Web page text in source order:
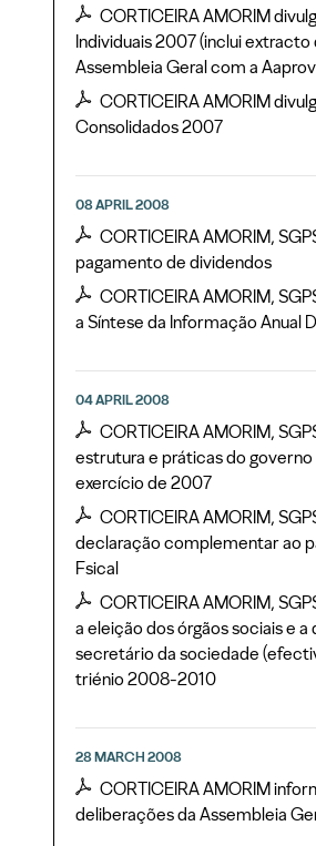
CORTICEIRA AMORIM
Individuais 2007 (inclui extracto
Assembleia Geral com a
CORTICEIRA AMORIM
Consolidados 2007
08 APRIL 2008
CORTICEIRA AMORIM,
pagamento de dividendos
CORTICEIRA AMORIM,
a Síntese da Informação Anual
04 APRIL 2008
CORTICEIRA AMORIM,
estrutura e práticas do
exercício de 2007
CORTICEIRA AMORIM,
declaração complementar ao
Fsical
CORTICEIRA AMORIM,
a eleição dos órgãos sociais e a
secretário da sociedade
triénio 2008-2010
28 MARCH 2008
CORTICEIRA AMORIM
deliberações da Assembleia